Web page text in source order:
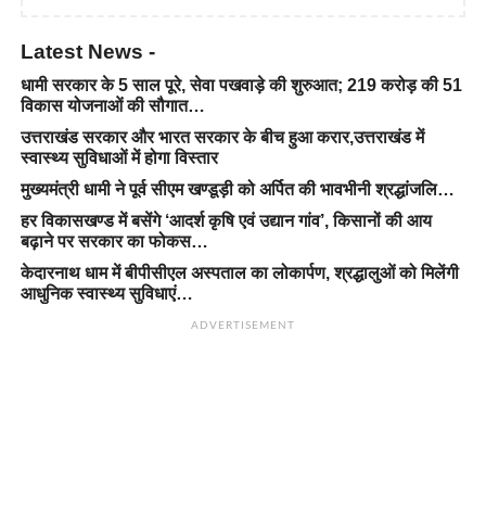
Latest News -
धामी सरकार के 5 साल पूरे, सेवा पखवाड़े की शुरुआत; 219 करोड़ की 51
विकास योजनाओं की सौगात…
उत्तराखंड सरकार और भारत सरकार के बीच हुआ करार,उत्तराखंड में
स्वास्थ्य सुविधाओं में होगा विस्तार
मुख्यमंत्री धामी ने पूर्व सीएम खण्डूड़ी को अर्पित की भावभीनी श्रद्धांजलि…
हर विकासखण्ड में बसेंगे ‘आदर्श कृषि एवं उद्यान गांव’, किसानों की आय
बढ़ाने पर सरकार का फोकस…
केदारनाथ धाम में बीपीसीएल अस्पताल का लोकार्पण, श्रद्धालुओं को मिलेंगी
आधुनिक स्वास्थ्य सुविधाएं…
ADVERTISEMENT